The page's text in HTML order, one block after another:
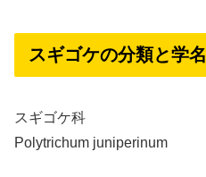
スギゴケの分類と学名
スギゴケ科
Polytrichum juniperinum